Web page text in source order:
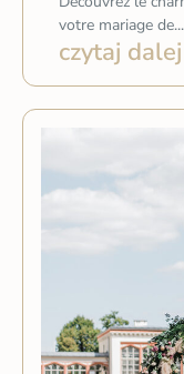
votre mariage de...
czytaj dalej